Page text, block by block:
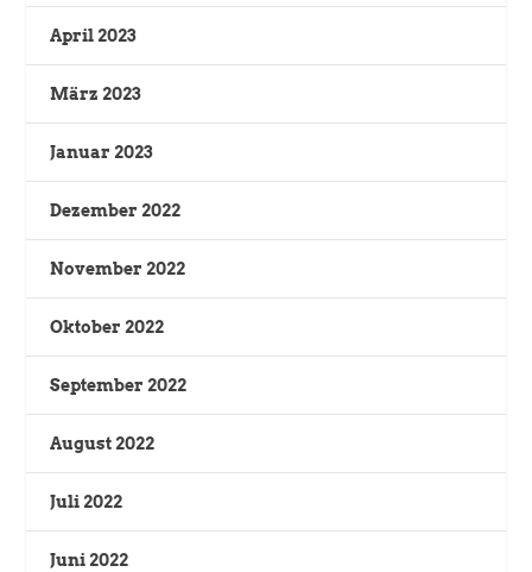
April 2023
März 2023
Januar 2023
Dezember 2022
November 2022
Oktober 2022
September 2022
August 2022
Juli 2022
Juni 2022